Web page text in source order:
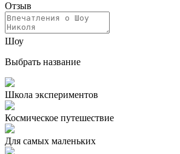
Отзыв
Шоу
Выбрать название
Школа экспериментов
Космическое путешествие
Для самых маленьких